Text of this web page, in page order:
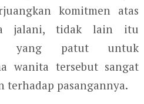
komitmen atas
jalani, tidak lain itu
yang patut untuk
wanita tersebut sangat
terhadap pasangannya.